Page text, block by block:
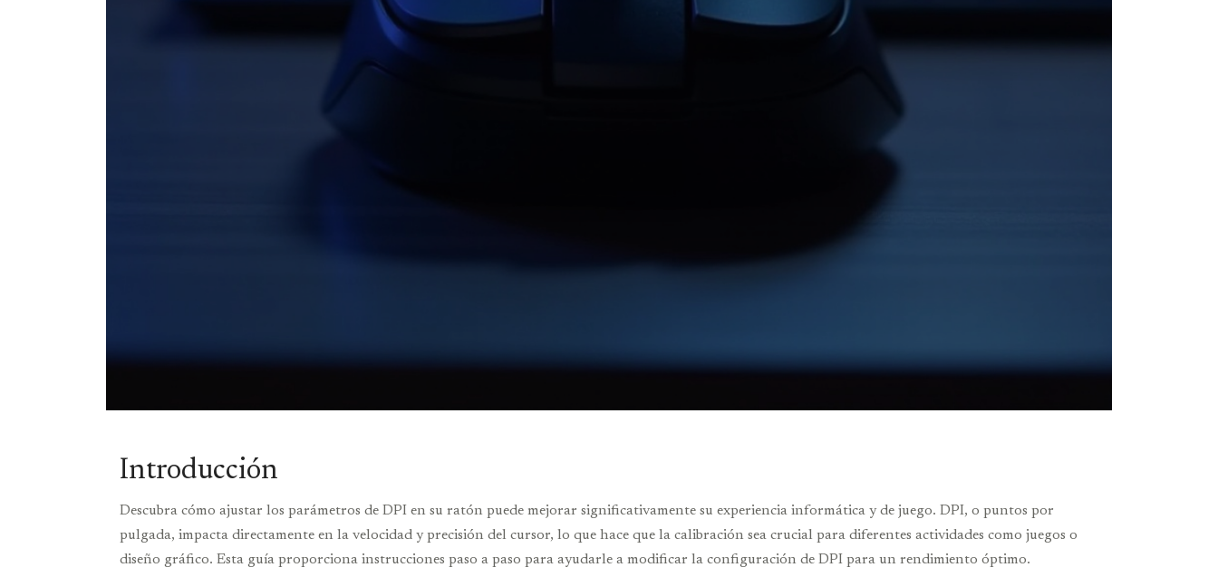
Introducción
Descubra cómo ajustar los parámetros de DPI en su ratón puede mejorar significativamente su experiencia informática y de juego. DPI, o puntos por
pulgada, impacta directamente en la velocidad y precisión del cursor, lo que hace que la calibración sea crucial para diferentes actividades como juegos o
diseño gráfico. Esta guía proporciona instrucciones paso a paso para ayudarle a modificar la configuración de DPI para un rendimiento óptimo.